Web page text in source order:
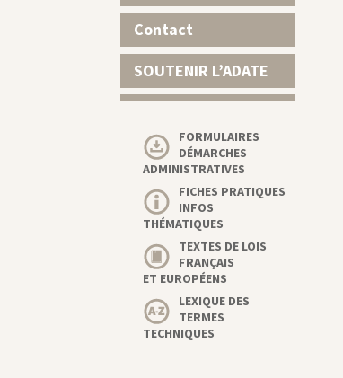
Contact
SOUTENIR L’ADATE
FORMULAIRES
DÉMARCHES
ADMINISTRATIVES
FICHES PRATIQUES
INFOS
THÉMATIQUES
TEXTES DE LOIS
FRANÇAIS
ET EUROPÉENS
LEXIQUE DES
TERMES
TECHNIQUES